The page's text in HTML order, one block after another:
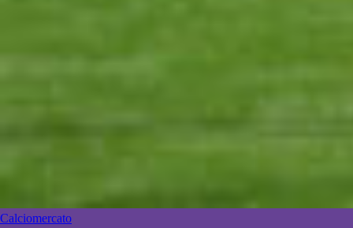
Calciomercato